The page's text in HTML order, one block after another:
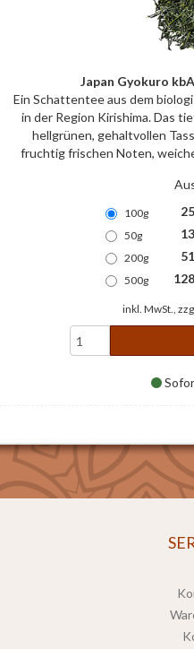
Japan Gyokuro
Ein Schattentee aus dem
in der Region Kirishima. Das
hellgrünen, gehaltvollen
fruchtig frischen Noten,
100g
50g
200g
500g
inkl. MwSt.,